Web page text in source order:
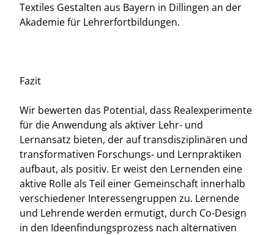
Textiles Gestalten aus Bayern in Dillingen an der
Akademie für Lehrerfortbildungen.
Fazit
Wir bewerten das Potential, dass Realexperimente
für die Anwendung als aktiver Lehr- und
Lernansatz bieten, der auf transdisziplinären und
transformativen Forschungs- und Lernpraktiken
aufbaut, als positiv. Er weist den Lernenden eine
aktive Rolle als Teil einer Gemeinschaft innerhalb
verschiedener Interessengruppen zu. Lernende
und Lehrende werden ermutigt, durch Co-Design
in den Ideenfindungsprozess nach alternativen